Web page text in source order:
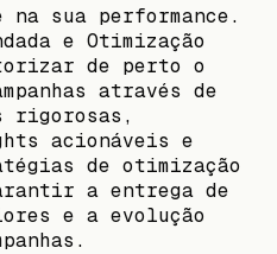
na sua performance.
e Otimização
de perto o
através de
rigorosas,
acionáveis e
de otimização
a entrega de
e a evolução